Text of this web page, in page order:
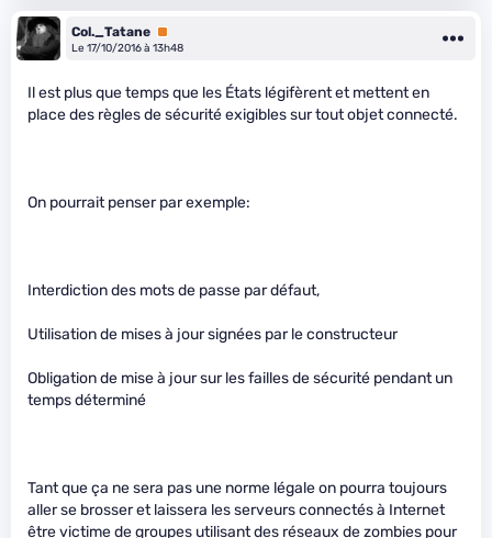
Col._Tatane Premium
Le 17/10/2016 à 13h48
Il est plus que temps que les États légifèrent et mettent en
place des règles de sécurité exigibles sur tout objet connecté.
On pourrait penser par exemple:
Interdiction des mots de passe par défaut,
Utilisation de mises à jour signées par le constructeur
Obligation de mise à jour sur les failles de sécurité pendant un
temps déterminé
Tant que ça ne sera pas une norme légale on pourra toujours
aller se brosser et laissera les serveurs connectés à Internet
être victime de groupes utilisant des réseaux de zombies pour